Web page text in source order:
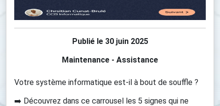
Publié le 30 juin 2025
Maintenance - Assistance
Votre système informatique est-il à bout de souffle ?
➡️ Découvrez dans ce carrousel les 5 signes qui ne